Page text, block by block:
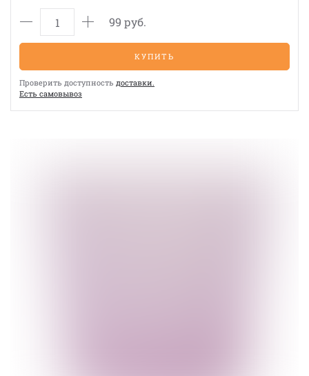
99 руб.
КУПИТЬ
Проверить доступность доставки.
Eсть cамовывоз